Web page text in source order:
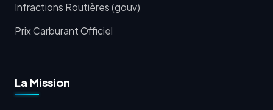
Infractions Routières (gouv)
Prix Carburant Officiel
La Mission